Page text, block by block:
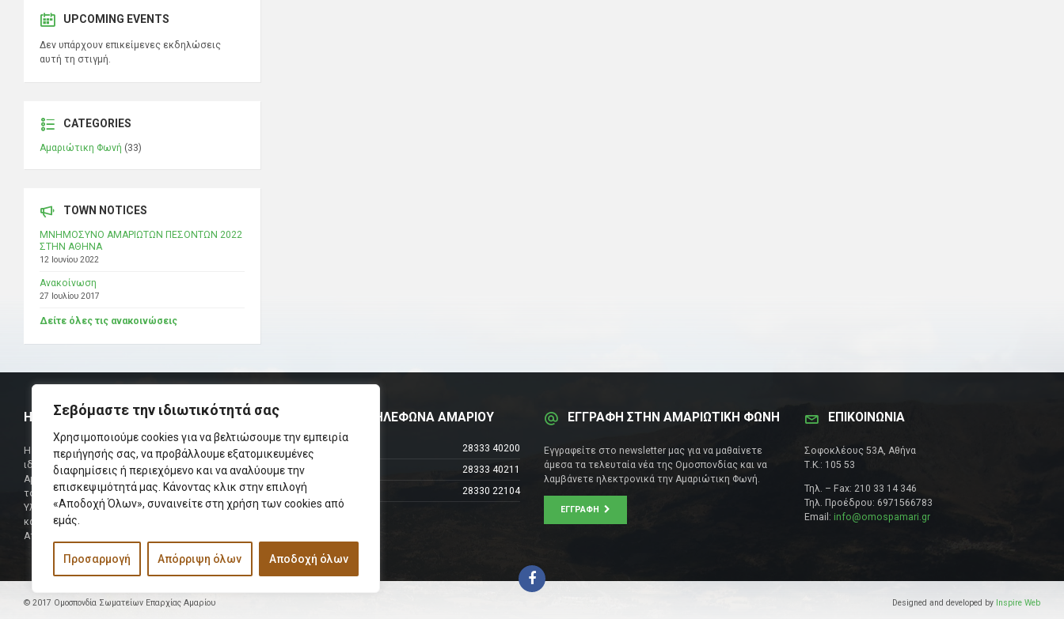
Σεβόμαστε την ιδιωτικότητά σας
Χρησιμοποιούμε cookies για να βελτιώσουμε την εμπειρία
περιήγησής σας, να προβάλλουμε εξατομικευμένες
διαφημίσεις ή περιεχόμενο και να αναλύουμε την
επισκεψιμότητά μας. Κάνοντας κλικ στην επιλογή
«Αποδοχή Όλων», συναινείτε στη χρήση των cookies από
εμάς.
Προσαρμογή Απόρριψη όλων Αποδοχή όλων
UPCOMING EVENTS
Δεν υπάρχουν επικείμενες εκδηλώσεις
αυτή τη στιγμή.
CATEGORIES
Αμαριώτικη Φωνή (33)
TOWN NOTICES
ΜΝΗΜΟΣΥΝΟ ΑΜΑΡΙΩΤΩΝ ΠΕΣΟΝΤΩΝ 2022
ΣΤΗΝ ΑΘΗΝΑ
12 Ιουνίου 2022
Ανακοίνωση
27 Ιουλίου 2017
Δείτε όλες τις ανακοινώσεις
Η ΟΜΟΣΠΟΝΔΙΑ
Η Ομοσπονδία Σωματείων Επαρχίας Αμαρίου
ιδρύθηκε και πήρε τη θέση της Ένωσης
Αμαριωτών, που λειτουργούσε από το 1966 μέχρι
το 1984.
Υλοποιήθηκε σε συνεργασία των μελών του Δ.Σ
και των Δ.Σ των Αμαριώτικων Σωματείων της
Αττικής.
ΧΡΗΣΙΜΑ ΤΗΛΕΦΩΝΑ ΑΜΑΡΙΟΥ
Τηλεφωνικό Κέντρο
28333 40200
Δήμαρχος
28333 40211
Φαξ
28330 22104
ΕΓΓΡΑΦΗ ΣΤΗΝ ΑΜΑΡΙΩΤΙΚΗ ΦΩΝΗ
Εγγραφείτε στο newsletter μας για να μαθαίνετε
άμεσα τα τελευταία νέα της Ομοσπονδίας και να
λαμβάνετε ηλεκτρονικά την Αμαριώτικη Φωνή.
ΕΓΓΡΑΦΉ
ΕΠΙΚΟΙΝΩΝΊΑ
Σοφοκλέους 53Α, Αθήνα
Τ.Κ.: 105 53
Τηλ. – Fax: 210 33 14 346
Τηλ. Προέδρου: 6971566783
Email: info@omospamari.gr
© 2017 Ομοσπονδία Σωματείων Επαρχίας Αμαρίου Designed and developed by Inspire Web